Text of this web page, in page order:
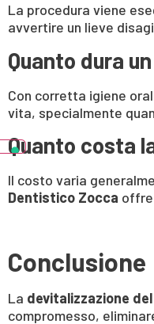
La procedura viene
avvertire un lieve
Quanto dura
Con corretta igiene
vita, specialmente
Quanto costa
Il costo varia
Dentistico Zocca
Conclusione
La devitalizzazione
compromesso,